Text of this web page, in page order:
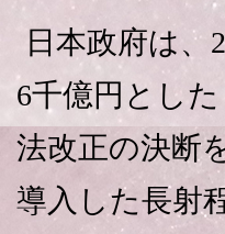
日本政府は、
6千億円とした
法改正の決断
導入した長射